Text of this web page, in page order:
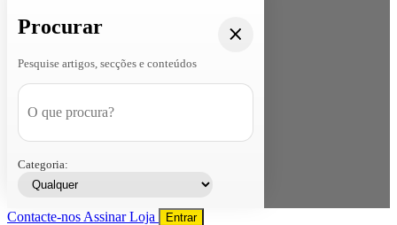
Procurar
Pesquise artigos, secções e conteúdos
Categoria:
Contacte-nos AssinarLoja Entrar